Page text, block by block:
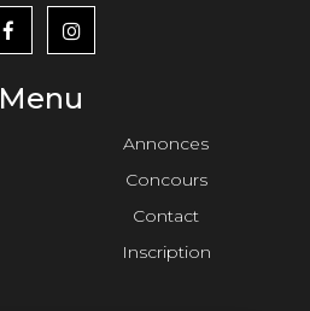
Menu
menu
footer2
Annonces
Concours
Contact
Inscription